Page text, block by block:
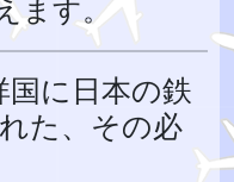
す。
国に日本の鉄
た、その必